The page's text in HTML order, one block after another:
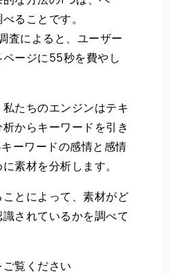
ることです。
によると、ユーザー
ージに55秒を費やし
たちのエンジンはテキ
からキーワードを引き
ーワードの感情と感情
素材を分析します。
とによって、素材がど
されているかを調べて
覧ください